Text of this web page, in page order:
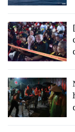
TIN ĐỊA PHƯƠNG
Trung du và
Đồng bằng
Bắc Trung Bộ